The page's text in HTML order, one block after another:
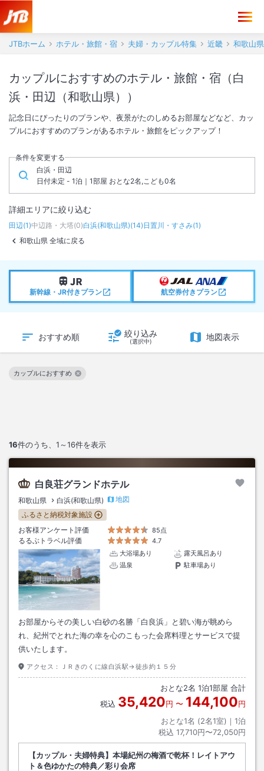
JTBホーム ホテル・旅館・宿 夫婦・カップル特集 近畿 和歌山県
カップルにおすすめのホテル・旅館・宿（白
浜・田辺（和歌山県））
記念日にぴったりのプランや、夜景がたのしめるお部屋などなど、カッ
プルにおすすめのプランがあるホテル・旅館をピックアップ！
条件を変更する
白浜・田辺
日付未定 - 1泊｜1部屋 おとな2名,こども0名
詳細エリアに絞り込む
田辺(1)中辺路・大塔(0)白浜(和歌山県)(14) 日置川・すさみ(1)
和歌山県 全域に戻る
新幹線・JR付きプラン 航空券付きプラン
おすすめ順 絞り込み
(選択中) 地図表示
16件のうち、 1～16件を表示
カップルにおすすめ
この絞り込み条件を解除
白良荘グランドホテル
和歌山県 白浜(和歌山県)
地図
ふるさと納税対象施設
お客様アンケート評価
85点
るるぶトラベル評価
4.7
大浴場あり
露天風呂あり
温泉
駐車場あり
お部屋からその美しい白砂の名勝「白良浜」と碧い海が眺めら
れ、紀州でとれた海の幸を心のこもった会席料理とサービスで提
供いたします。
アクセス： ＪＲきのくに線白浜駅→徒歩約１５分
おとな2名 1泊1部屋 合計
税込 35,420円 〜 144,100円
おとな1名 (2名1室)｜ 1泊
税込 17,710円〜72,050円
【カップル・夫婦特典】本場紀州の梅酒で乾杯！レイトアウ
ト＆色ゆかたの特典／彩り会席